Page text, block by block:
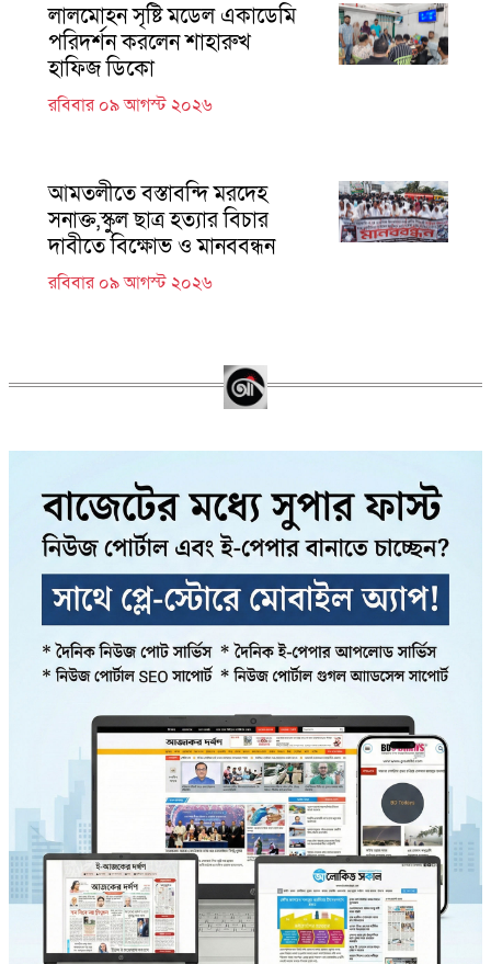
লালমোহন সৃষ্টি মডেল একাডেমি
পরিদর্শন করলেন শাহারুখ
হাফিজ ডিকো
রবিবার ০৯ আগস্ট ২০২৬
আমতলীতে বস্তাবন্দি মরদেহ
সনাক্ত,স্কুল ছাত্র হত্যার বিচার
দাবীতে বিক্ষোভ ও মানববন্ধন
রবিবার ০৯ আগস্ট ২০২৬